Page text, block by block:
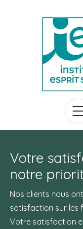
Votre
notre
Nos clients nous
satisfaction sur les
Votre satisfaction